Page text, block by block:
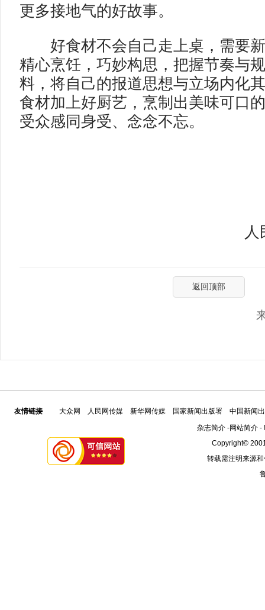
更多接地气的好故事。
好食材不会自己走上桌，需要新
精心烹饪，巧妙构思，把握节奏与
料，将自己的报道思想与立场内化
食材加上好厨艺，烹制出美味可口
受众感同身受、念念不忘。
返回顶部
友情链接 大众网 人民网传媒 新华网传媒 国家新闻出版署
中国新闻
杂志简介-网站简介-
Copyright©
转载需注明来源